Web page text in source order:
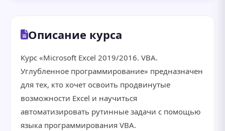
Описание курса
Курс «Microsoft Excel 2019/2016. VBA.
Углубленное программирование» предназначен
для тех, кто хочет освоить продвинутые
возможности Excel и научиться
автоматизировать рутинные задачи с помощью
языка программирования VBA.